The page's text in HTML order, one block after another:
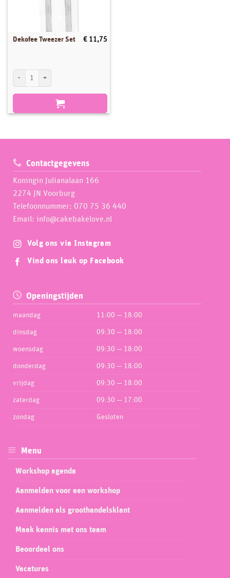
Dekofee Tweezer Set € 11,75
Dekofee Tweezer Set aantal
Contactgegevens
Koningin Julianalaan 166
2274 JN Voorburg
Telefoonnummer: 070 75 36 440
Email: info@cakebakelove.nl
Volg ons via Instagram
Vind ons leuk op Facebook
Openingstijden
maandag 11:00 — 18:00
dinsdag 09:30 — 18:00
woensdag 09:30 — 18:00
donderdag 09:30 — 18:00
vrijdag 09:30 — 18:00
zaterdag 09:30 — 17:00
zondag Gesloten
Menu
Workshop agenda
Aanmelden voor een workshop
Aanmelden als groothandelsklant
Maak kennis met ons team
Beoordeel ons
Vacatures